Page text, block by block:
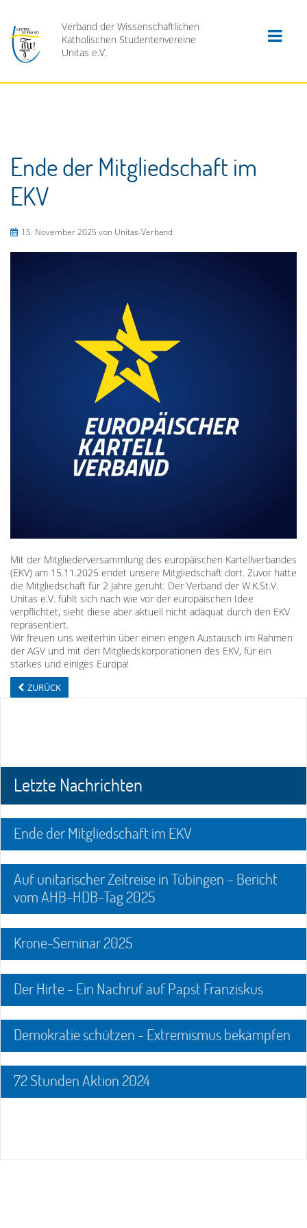
Verband der Wissenschaftlichen
Katholischen Studentenvereine
Unitas e.V.
Ende der Mitgliedschaft im
EKV
15. November 2025 von Unitas-Verband
Mit der Mitgliederversammlung des europäischen Kartellverbandes
(EKV) am 15.11.2025 endet unsere Mitgliedschaft dort. Zuvor hatte
die Mitgliedschaft für 2 Jahre geruht. Der Verband der W.K.St.V.
Unitas e.V. fühlt sich nach wie vor der europäischen Idee
verpflichtet, sieht diese aber aktuell nicht adäquat durch den EKV
repräsentiert.
Wir freuen uns weiterhin über einen engen Austausch im Rahmen
der AGV und mit den Mitgliedskorporationen des EKV, für ein
starkes und einiges Europa!
ZURÜCK
Letzte Nachrichten
Ende der Mitgliedschaft im EKV
Auf unitarischer Zeitreise in Tübingen – Bericht
vom AHB-HDB-Tag 2025
Krone-Seminar 2025
Der Hirte - Ein Nachruf auf Papst Franziskus
Demokratie schützen - Extremismus bekämpfen
72 Stunden Aktion 2024